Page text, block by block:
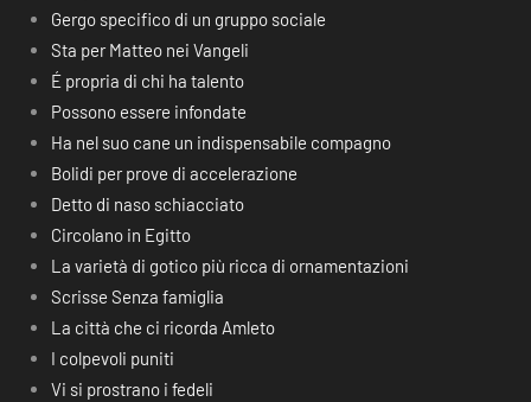
Gergo specifico di un gruppo sociale
Sta per Matteo nei Vangeli
É propria di chi ha talento
Possono essere infondate
Ha nel suo cane un indispensabile compagno
Bolidi per prove di accelerazione
Detto di naso schiacciato
Circolano in Egitto
La varietà di gotico più ricca di ornamentazioni
Scrisse Senza famiglia
La città che ci ricorda Amleto
I colpevoli puniti
Vi si prostrano i fedeli